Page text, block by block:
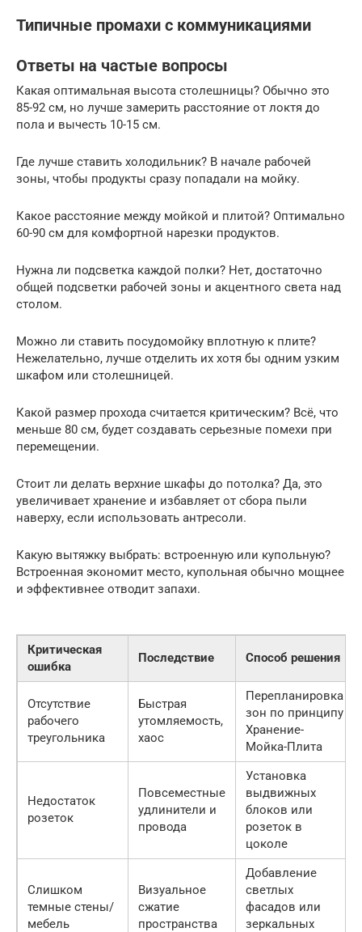
Типичные промахи с коммуникациями
Ответы на частые вопросы
Какая оптимальная высота столешницы? Обычно это
85-92 см, но лучше замерить расстояние от локтя до
пола и вычесть 10-15 см.
Где лучше ставить холодильник? В начале рабочей
зоны, чтобы продукты сразу попадали на мойку.
Какое расстояние между мойкой и плитой? Оптимально
60-90 см для комфортной нарезки продуктов.
Нужна ли подсветка каждой полки? Нет, достаточно
общей подсветки рабочей зоны и акцентного света над
столом.
Можно ли ставить посудомойку вплотную к плите?
Нежелательно, лучше отделить их хотя бы одним узким
шкафом или столешницей.
Какой размер прохода считается критическим? Всё, что
меньше 80 см, будет создавать серьезные помехи при
перемещении.
Стоит ли делать верхние шкафы до потолка? Да, это
увеличивает хранение и избавляет от сбора пыли
наверху, если использовать антресоли.
Какую вытяжку выбрать: встроенную или купольную?
Встроенная экономит место, купольная обычно мощнее
и эффективнее отводит запахи.
Критическая
ошибка
Последствие Способ решения
Отсутствие
рабочего
треугольника
Быстрая
утомляемость,
хаос
Перепланировка
зон по принципу
Хранение-
Мойка-Плита
Недостаток
розеток
Повсеместные
удлинители и
провода
Установка
выдвижных
блоков или
розеток в
цоколе
Слишком
темные стены/
мебель
Визуальное
сжатие
пространства
Добавление
светлых
фасадов или
зеркальных